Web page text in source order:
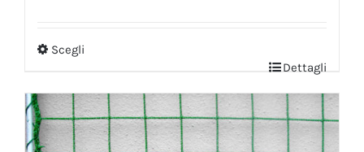
Scegli
Dettagli